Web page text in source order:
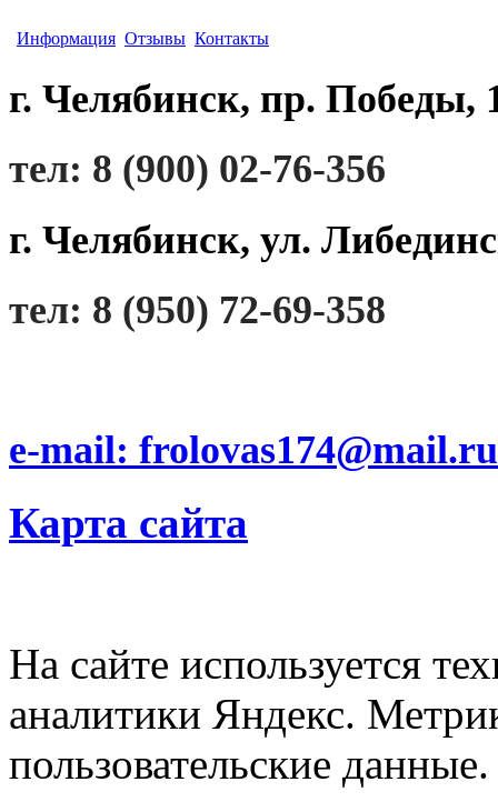
Информация Отзывы Контакты
г. Челябинск, пр. Победы,
тел: 8 (900) 02-76-356
г. Челябинск, ул.
тел: 8 (950) 72-69-358
e-mail: frolovas174@mail.ru
Карта сайта
На сайте используется
аналитики Яндекс.
пользовательские